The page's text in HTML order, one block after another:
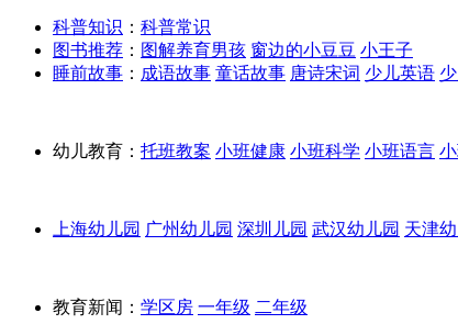
科普知识 ： 科普常识
图书推荐 ： 图解养育男孩 窗边的小豆豆 小王子
睡前故事 ： 成语故事 童话故事 唐诗宋词 少儿英语
幼儿教育： 托班教案 小班健康 小班科学 小班语言
上海幼儿园 广州幼儿园 深圳儿园 武汉幼儿园 天津
教育新闻： 学区房 一年级 二年级